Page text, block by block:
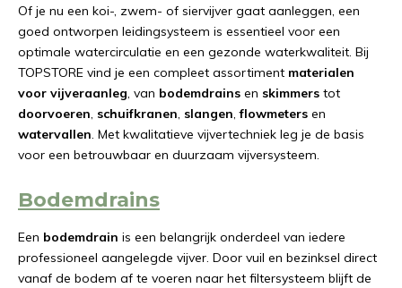
Of je nu een koi-, zwem- of siervijver gaat aanleggen, een
goed ontworpen leidingsysteem is essentieel voor een
optimale watercirculatie en een gezonde waterkwaliteit. Bij
TOPSTORE vind je een compleet assortiment materialen
voor vijveraanleg, van bodemdrains en skimmers tot
doorvoeren, schuifkranen, slangen,flowmeters en
watervallen. Met kwalitatieve vijvertechniek leg je de basis
voor een betrouwbaar en duurzaam vijversysteem.
Bodemdrains
Een bodemdrain is een belangrijk onderdeel van iedere
professioneel aangelegde vijver. Door vuil en bezinksel direct
vanaf de bodem af te voeren naar het filtersysteem blijft de